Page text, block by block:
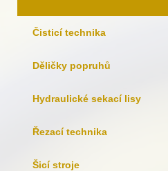
Čisticí technika
Děličky popruhů
Hydraulické sekací lisy
Řezací technika
Šicí stroje